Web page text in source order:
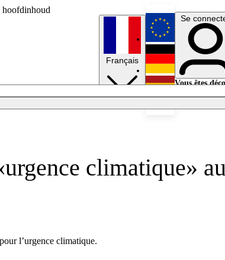
hoofdinhoud
Français
English
Deutsch
Se
Vous êtes
climatique»
l’urgence climatique.